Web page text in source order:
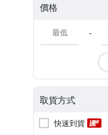
價格
-
取貨方式
快速到貨